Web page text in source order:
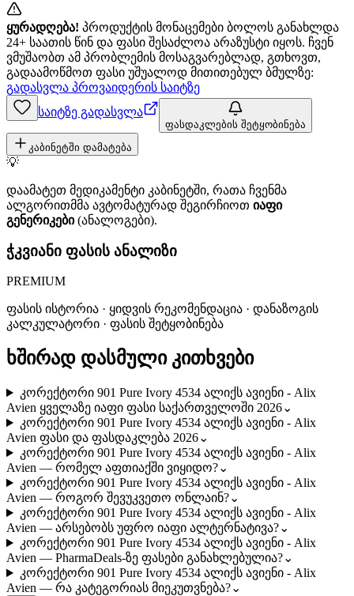
ყურადღება! პროდუქტის მონაცემები ბოლოს განახლდა
24+ საათის წინ და ფასი შესაძლოა არაზუსტი იყოს. ჩვენ
ვმუშაობთ ამ პრობლემის მოსაგვარებლად, გთხოვთ,
გადაამოწმოთ ფასი უშუალოდ მითითებულ ბმულზე:
გადასვლა პროვაიდერის საიტზე
საიტზე გადასვლა
ფასდაკლების შეტყობინება
კაბინეტში დამატება
💡
დაამატეთ მედიკამენტი კაბინეტში, რათა ჩვენმა
ალგორითმმა ავტომატურად შეგირჩიოთ იაფი
გენერიკები(ანალოგები).
ჭკვიანი ფასის ანალიზი
PREMIUM
ფასის ისტორია · ყიდვის რეკომენდაცია · დანაზოგის
კალკულატორი · ფასის შეტყობინება
ხშირად დასმული კითხვები
კორექტორი 901 Pure Ivory 4534 ალიქს ავიენი - Alix
Avien ყველაზე იაფი ფასი საქართველოში 2026⌄
კორექტორი 901 Pure Ivory 4534 ალიქს ავიენი - Alix
Avien ფასი და ფასდაკლება 2026⌄
კორექტორი 901 Pure Ivory 4534 ალიქს ავიენი - Alix
Avien — რომელ აფთიაქში ვიყიდო?⌄
კორექტორი 901 Pure Ivory 4534 ალიქს ავიენი - Alix
Avien — როგორ შევუკვეთო ონლაინ?⌄
კორექტორი 901 Pure Ivory 4534 ალიქს ავიენი - Alix
Avien — არსებობს უფრო იაფი ალტერნატივა?⌄
კორექტორი 901 Pure Ivory 4534 ალიქს ავიენი - Alix
Avien — PharmaDeals-ზე ფასები განახლებულია?⌄
კორექტორი 901 Pure Ivory 4534 ალიქს ავიენი - Alix
Avien — რა კატეგორიას მიეკუთვნება?⌄